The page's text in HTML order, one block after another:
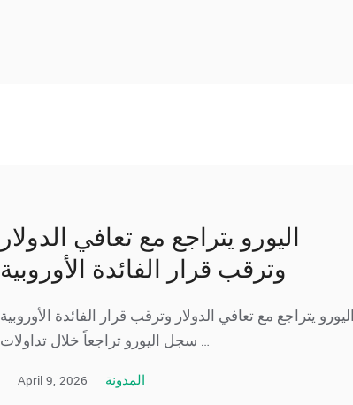
اليورو يتراجع مع تعافي الدولار
وترقب قرار الفائدة الأوروبية
اليورو يتراجع مع تعافي الدولار وترقب قرار الفائدة الأوروبية
سجل اليورو تراجعاً خلال تداولات …
April 9, 2026 المدونة